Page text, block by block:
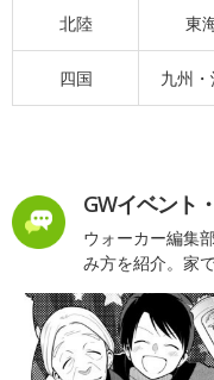
北陸 東
四国 九州
GWイベント
ウォーカー編集
み方を紹介。家